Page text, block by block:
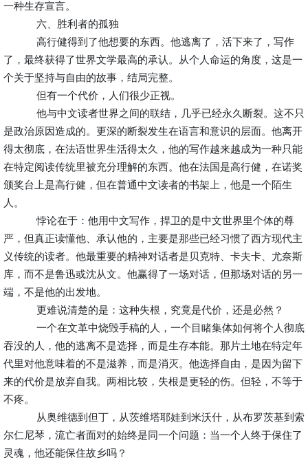
一种生存宣言。
六、胜利者的孤独
高行健得到了他想要的东西。他逃离了，活下来了，写作
了，最终获得了世界文学最高的承认。从个人命运的角度，这是一
个关于坚持与自由的故事，结局完整。
但有一个代价，人们很少正视。
他与中文读者世界之间的联结，几乎已经永久断裂。这不只
是政治原因造成的。更深的断裂发生在语言和意识的层面。他离开
得太彻底，在法语世界生活得太久，他的写作越来越成为一种只能
在特定阅读传统里被充分理解的东西。他在法国是高行健，在诺奖
颁奖台上是高行健，但在普通中文读者的书架上，他是一个陌生
人。
悖论在于：他用中文写作，捍卫的是中文世界里个体的尊
严，但真正读懂他、承认他的，主要是那些已经习惯了西方现代主
义传统的读者。他最重要的精神对话者是贝克特、卡夫卡、尤奈斯
库，而不是鲁迅或沈从文。他赢得了一场对话，但那场对话的另一
端，不是他的出发地。
更难说清楚的是：这种失根，究竟是代价，还是必然？
一个在文革中烧毁手稿的人，一个目睹集体如何将个人彻底
吞没的人，他的逃离不是选择，而是生存本能。那片土地在特定年
代里对他意味着的不是滋养，而是消灭。他选择自由，是因为留下
来的代价是放弃自我。两相比较，失根是更轻的伤。但轻，不等于
不疼。
从奥维德到但丁，从茨维塔耶娃到米沃什，从布罗茨基到索
尔仁尼琴，流亡者面对的始终是同一个问题：当一个人终于保住了
灵魂，他还能保住故乡吗？